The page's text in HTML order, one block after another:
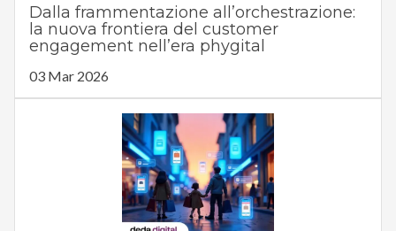
Dalla frammentazione all’orchestrazione:
la nuova frontiera del customer
engagement nell’era phygital
03 Mar 2026